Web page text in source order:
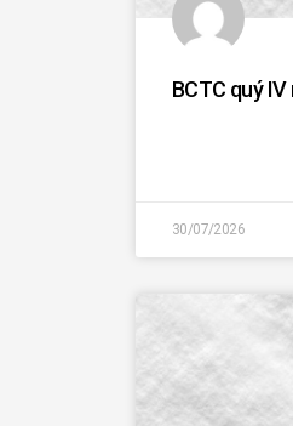
BCTC quý
30/07/2026